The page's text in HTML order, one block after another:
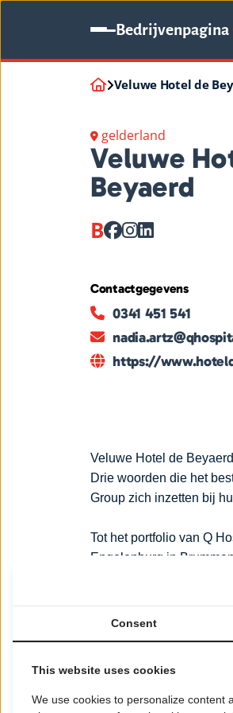
Bedrijvenpagina
Veluwe Hotel de
gelderland
Veluwe
Beyaerd
B
Contactgegevens
0341 451 541
https://
Veluwe Hotel de
Drie woorden die het
Group zich inzetten bij
Tot het portfolio van Q
Engelenburg in
en de eveneens in
dochtermaatschappij
Ons hart gaat sneller
ontwikkelen naar
Consent
This website uses cookies
We use cookies to personalize content